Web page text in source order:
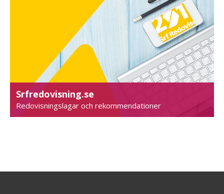
Srfredovisning.se
Redovisningslagar och rekommendationer